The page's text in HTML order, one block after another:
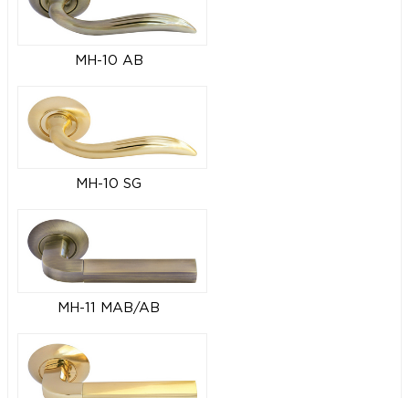
MH-10 AB
MH-10 SG
MH-11 MAB/AB